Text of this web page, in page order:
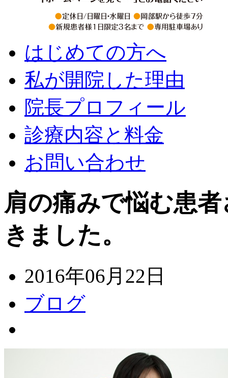
はじめての方へ
私が開院した理由
院長プロフィール
診療内容と料金
お問い合わせ
肩の痛みで悩む患
きました。
2016年06月22日
ブログ